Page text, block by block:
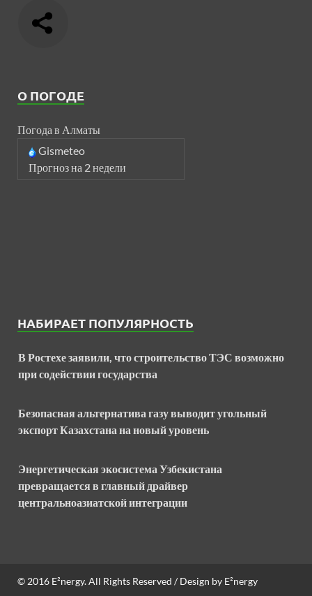
О ПОГОДЕ
Погода в Алматы
Gismeteo
Прогноз на 2 недели
НАБИРАЕТ ПОПУЛЯРНОСТЬ
В Ростехе заявили, что строительство ТЭС возможно
при содействии государства
Безопасная альтернатива газу выводит угольный
экспорт Казахстана на новый уровень
Энергетическая экосистема Узбекистана
превращается в главный драйвер
центральноазиатской интеграции
© 2016 E²nergy. All Rights Reserved / Design by E²nergy